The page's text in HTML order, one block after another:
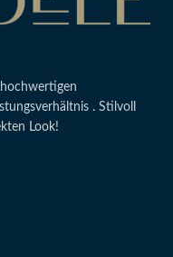
. Stilvoll
Look!